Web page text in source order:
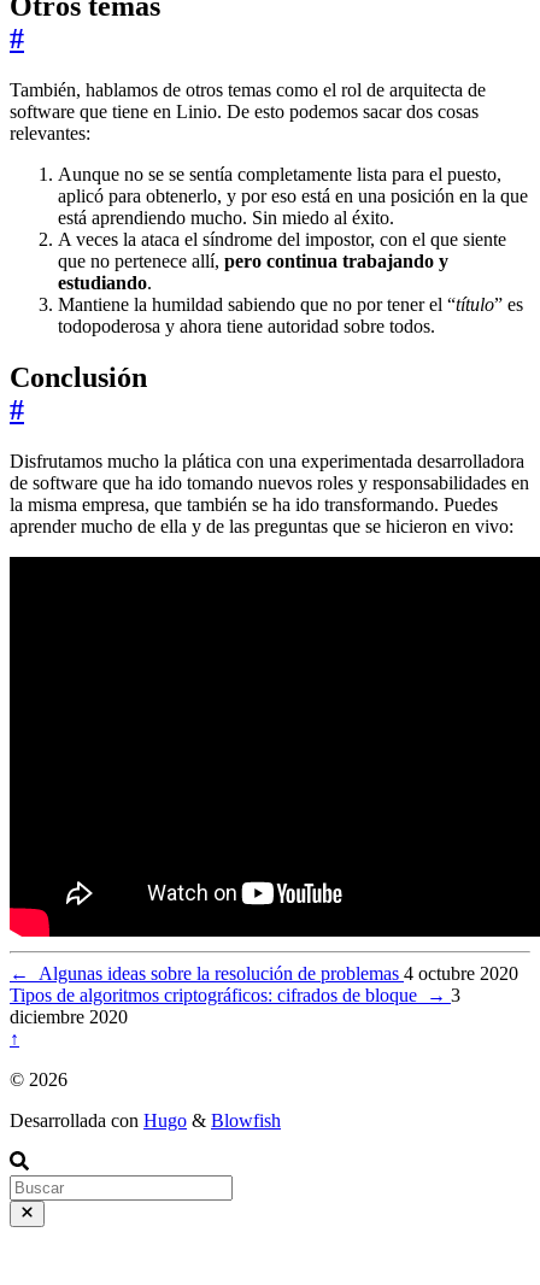
#
También, hablamos de otros temas como el rol de arquitecta de
software que tiene en Linio. De esto podemos sacar dos cosas
relevantes:
Aunque no se se sentía completamente lista para el puesto,
aplicó para obtenerlo, y por eso está en una posición en la que
está aprendiendo mucho. Sin miedo al éxito.
A veces la ataca el síndrome del impostor, con el que siente
que no pertenece allí, pero continua trabajando y
estudiando.
Mantiene la humildad sabiendo que no por tener el “título” es
todopoderosa y ahora tiene autoridad sobre todos.
Conclusión
#
Disfrutamos mucho la plática con una experimentada desarrolladora
de software que ha ido tomando nuevos roles y responsabilidades en
la misma empresa, que también se ha ido transformando. Puedes
aprender mucho de ella y de las preguntas que se hicieron en vivo:
← Algunas ideas sobre la resolución de problemas 4 octubre 2020
Tipos de algoritmos criptográficos: cifrados de bloque
→ 3
diciembre 2020
↑
© 2026
Desarrollada con Hugo & Blowfish